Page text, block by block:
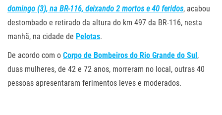
domingo (3), na BR-116, deixando 2 mortos e 40 feridos, acabou
destombado e retirado da altura do km 497 da BR-116, nesta
manhã, na cidade de Pelotas.
De acordo com o Corpo de Bombeiros do Rio Grande do Sul,
duas mulheres, de 42 e 72 anos, morreram no local, outras 40
pessoas apresentaram ferimentos leves e moderados.